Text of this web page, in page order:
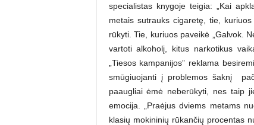
specialistas knygoje teigia: „Kai
metais sutrauks cigaretę, tie,
rūkyti. Tie, kuriuos paveikė „Galvok.
vartoti alkoholį, kitus narkotikus
„Tiesos kampanijos” reklama
smūgiuojanti į problemos šaknį
paaugliai ėmė neberūkyti, nes taip
emocija. „Praėjus dviems metams
klasių mokininių rūkančių procentas